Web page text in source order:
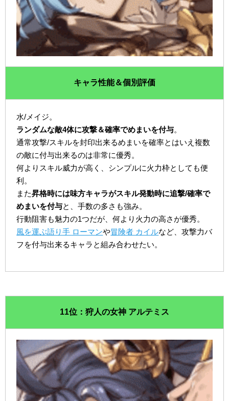
キャラ性能＆個別評価
水/メイジ。
ランダムな敵4体に攻撃＆確率でめまいを付与。
通常攻撃/スキルを封印出来るめまいを確率とはいえ複数
の敵に付与出来るのは非常に優秀。
何よりスキル威力が高く、シンプルに火力枠としても便
利。
また昇格時には味方キャラがスキル発動時に追撃/確率で
めまいを付与と、手数の多さも強み。
行動阻害も魅力の1つだが、何より火力の高さが優秀。
風を運ぶ語り手 ローマンや冒険者 カイルなど、攻撃力バ
フを付与出来るキャラと組み合わせたい。
11位：狩人の女神 アルテミス